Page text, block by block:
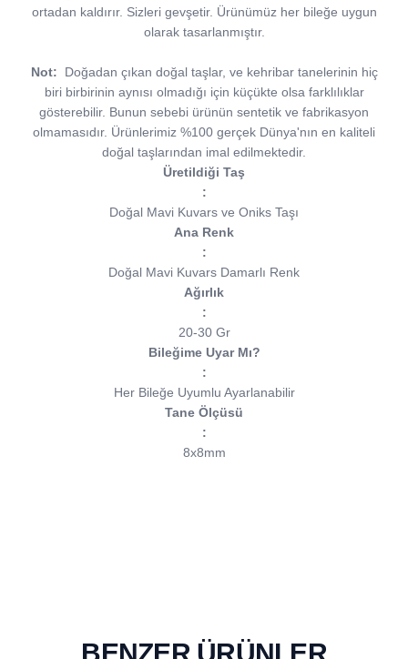
ortadan kaldırır. Sizleri gevşetir. Ürünümüz her bileğe uygun
olarak tasarlanmıştır.
Not:
Doğadan çıkan doğal taşlar, ve kehribar tanelerinin hiç
biri birbirinin aynısı olmadığı için küçükte olsa farklılıklar
gösterebilir. Bunun sebebi ürünün sentetik ve fabrikasyon
olmamasıdır. Ürünlerimiz %100 gerçek Dünya'nın en kaliteli
doğal taşlarından imal edilmektedir.
Üretildiği Taş
:
Doğal Mavi Kuvars ve Oniks Taşı
Ana Renk
:
Doğal Mavi Kuvars Damarlı Renk
Ağırlık
:
20-30 Gr
Bileğime Uyar Mı?
:
Her Bileğe Uyumlu Ayarlanabilir
Tane Ölçüsü
:
8x8mm